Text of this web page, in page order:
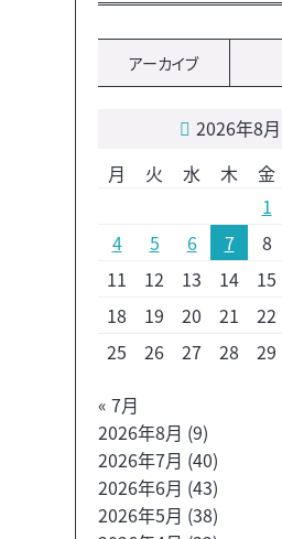
アーカイブ
2026年8月
月
火 水 木 金
1
4
5 6 7 8
11
12 13 14 15
18
19 20 21 22
25
26 27 28 29
« 7月
2026年8月 (9)
2026年7月 (40)
2026年6月 (43)
2026年5月 (38)